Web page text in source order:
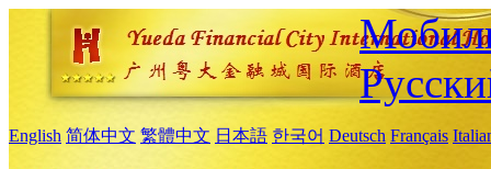
English 简体中文 繁體中文 日本語 한국어 Deutsch Français